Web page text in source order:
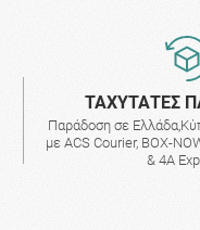
ΤΑΧΥΤΑΤΕΣ
Παράδοση σε
με ACS Courier, BOX-
& 4A